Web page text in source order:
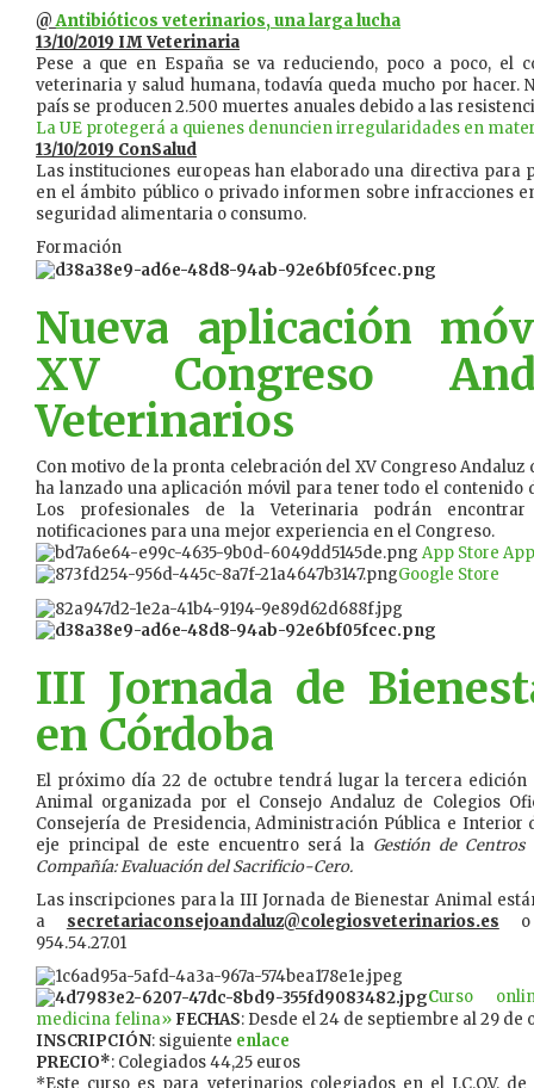
@Antibióticos veterinarios, una larga lucha
13/10/2019 IM Veterinaria
Pese a que en España se va reduciendo, poco a poco, el
veterinaria y salud humana, todavía queda mucho por hacer.
país se producen 2.500 muertes anuales debido a las
La UE protegerá a quienes denuncien irregularidades en
13/10/2019 ConSalud
Las instituciones europeas han elaborado una directiva para
en el ámbito público o privado informen sobre infracciones
seguridad alimentaria o consumo.
Formación
Nueva aplicación
XV Congreso
Veterinarios
Con motivo de la pronta celebración del XV Congreso Andaluz
ha lanzado una aplicación móvil para tener todo el contenido
Los profesionales de la Veterinaria podrán encontrar
notificaciones para una mejor experiencia en el Congreso.
App Store
Google Store
III Jornada de
en Córdoba
El próximo día 22 de octubre tendrá lugar la tercera edición
Animal organizada por el Consejo Andaluz de Colegios
Consejería de Presidencia, Administración Pública e Interior
eje principal de este encuentro será la Gestión de
Compañía: Evaluación del Sacrificio-Cero.
Las inscripciones para la III Jornada de Bienestar Animal
a secretariaconsejoandaluz@colegiosveterinarios.es o
954.54.27.01
Curso
medicina felina» FECHAS: Desde el 24 de septiembre al 29 de
INSCRIPCIÓN: siguiente enlace
PRECIO*: Colegiados 44,25 euros
*Este curso es para veterinarios colegiados en el I.C.O.V.